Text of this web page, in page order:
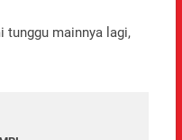
tunggu mainnya lagi,